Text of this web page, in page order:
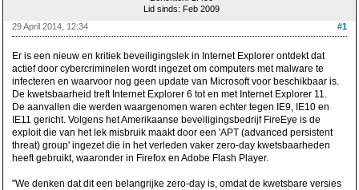
Lid sinds: Feb 2009
#1
29 April 2014, 12:34
Er is een nieuw en kritiek beveiligingslek in Internet Explorer ontdekt dat
actief door cybercriminelen wordt ingezet om computers met malware te
infecteren en waarvoor nog geen update van Microsoft voor beschikbaar is.
De kwetsbaarheid treft Internet Explorer 6 tot en met Internet Explorer 11.
De aanvallen die werden waargenomen waren echter tegen IE9, IE10 en
IE11 gericht. Volgens het Amerikaanse beveiligingsbedrijf FireEye is de
exploit die van het lek misbruik maakt door een 'APT (advanced persistent
threat) group' ingezet die in het verleden vaker zero-day kwetsbaarheden
heeft gebruikt, waaronder in Firefox en Adobe Flash Player.
"We denken dat dit een belangrijke zero-day is, omdat de kwetsbare versies